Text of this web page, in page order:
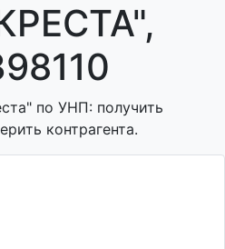
по УНП: получить
контрагента.